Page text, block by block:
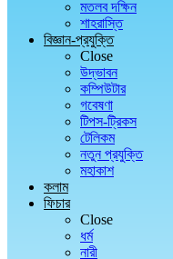
মতলব দক্ষিন
শাহরাস্তি
বিজ্ঞান-প্রযুক্তি
Close
উদ্ভাবন
কম্পিউটার
গবেষণা
টিপস-ট্রিকস
টেলিকম
নতুন প্রযুক্তি
মহাকাশ
কলাম
ফিচার
Close
ধর্ম
নারী